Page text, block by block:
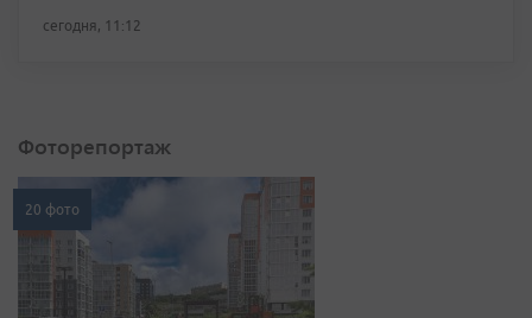
сегодня, 11:12
Фоторепортаж
20 фото